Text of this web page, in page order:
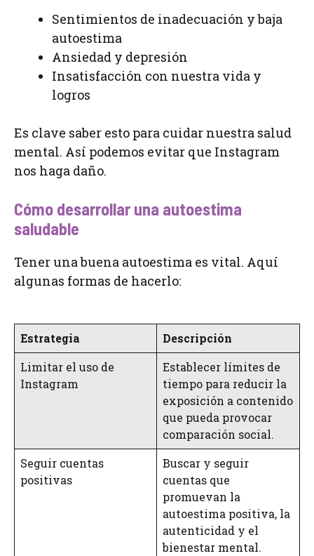
Sentimientos de inadecuación y baja
autoestima
Ansiedad y depresión
Insatisfacción con nuestra vida y
logros
Es clave saber esto para cuidar nuestra salud
mental. Así podemos evitar que Instagram
nos haga daño.
Cómo desarrollar una autoestima
saludable
Tener una buena autoestima es vital. Aquí
algunas formas de hacerlo:
Estrategia
Descripción
Limitar el uso de
Instagram
Establecer límites de
tiempo para reducir la
exposición a contenido
que pueda provocar
comparación social.
Seguir cuentas
positivas
Buscar y seguir
cuentas que
promuevan la
autoestima positiva, la
autenticidad y el
bienestar mental.